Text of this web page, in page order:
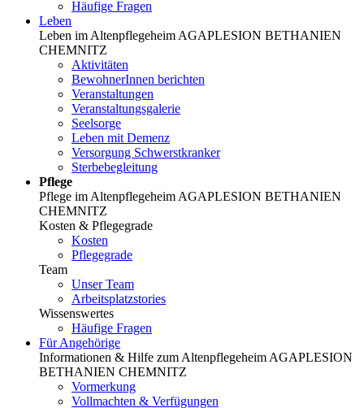
Häufige Fragen
Leben
Leben im Altenpflegeheim AGAPLESION BETHANIEN
CHEMNITZ
Aktivitäten
BewohnerInnen berichten
Veranstaltungen
Veranstaltungsgalerie
Seelsorge
Leben mit Demenz
Versorgung Schwerstkranker
Sterbebegleitung
Pflege
Pflege im Altenpflegeheim AGAPLESION BETHANIEN
CHEMNITZ
Kosten & Pflegegrade
Kosten
Pflegegrade
Team
Unser Team
Arbeitsplatzstories
Wissenswertes
Häufige Fragen
Für Angehörige
Informationen & Hilfe zum Altenpflegeheim AGAPLESION
BETHANIEN CHEMNITZ
Vormerkung
Vollmachten & Verfügungen